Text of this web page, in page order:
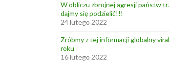
W obliczu zbrojnej agresji państw
dajmy się podzielić!!!
24 lutego 2022
Zróbmy z tej informacji globalny
roku
16 lutego 2022